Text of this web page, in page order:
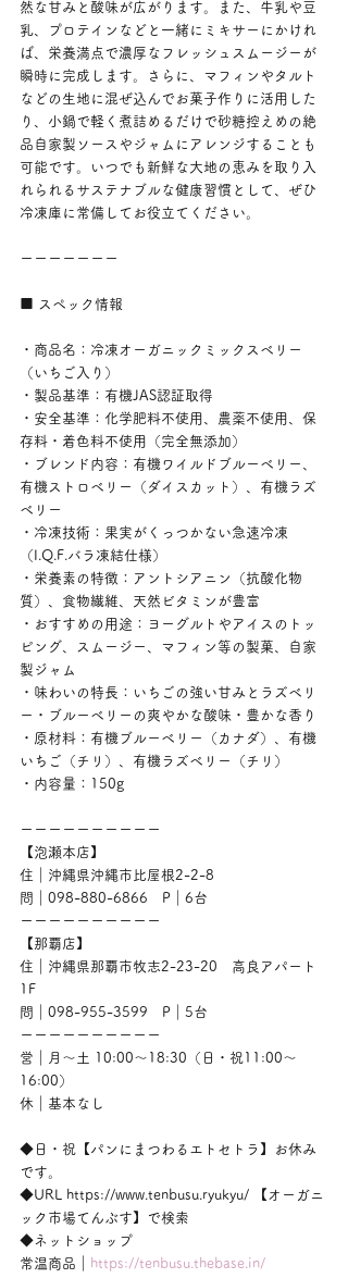
然な甘みと酸味が広がります。また、牛乳や豆
乳、プロテインなどと一緒にミキサーにかけれ
ば、栄養満点で濃厚なフレッシュスムージーが
瞬時に完成します。さらに、マフィンやタルト
などの生地に混ぜ込んでお菓子作りに活用した
り、小鍋で軽く煮詰めるだけで砂糖控えめの絶
品自家製ソースやジャムにアレンジすることも
可能です。いつでも新鮮な大地の恵みを取り入
れられるサステナブルな健康習慣として、ぜひ
冷凍庫に常備してお役立てください。
ーーーーーーー
■ スペック情報
・商品名：冷凍オーガニックミックスベリー
（いちご入り）
・製品基準：有機JAS認証取得
・安全基準：化学肥料不使用、農薬不使用、保
存料・着色料不使用（完全無添加）
・ブレンド内容：有機ワイルドブルーベリー、
有機ストロベリー（ダイスカット）、有機ラズ
ベリー
・冷凍技術：果実がくっつかない急速冷凍
（I.Q.F.バラ凍結仕様）
・栄養素の特徴：アントシアニン（抗酸化物
質）、食物繊維、天然ビタミンが豊富
・おすすめの用途：ヨーグルトやアイスのトッ
ピング、スムージー、マフィン等の製菓、自家
製ジャム
・味わいの特長：いちごの強い甘みとラズベリ
ー・ブルーベリーの爽やかな酸味・豊かな香り
・原材料：有機ブルーベリー（カナダ）、有機
いちご（チリ）、有機ラズベリー（チリ）
・内容量：150g
ーーーーーーーーーー
【泡瀬本店】
住｜沖縄県沖縄市比屋根2-2-8
問｜098-880-6866　P｜6台
ーーーーーーーーーー
【那覇店】
住｜沖縄県那覇市牧志2-23-20　高良アパート
1F
問｜098-955-3599　P｜5台
ーーーーーーーーーー
営｜月〜土 10:00〜18:30（日・祝11:00〜
16:00）
休｜基本なし
◆日・祝【パンにまつわるエトセトラ】お休み
です。
◆URL https://www.tenbusu.ryukyu/ 【オーガニ
ック市場てんぶす】で検索
◆ネットショップ
常温商品｜
https://tenbusu.thebase.in/